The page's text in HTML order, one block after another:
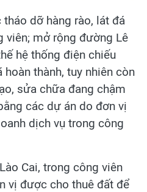
dỡ hàng rào, lát đá
viên; mở rộng đường Lê
hệ thống điện chiếu
thành, tuy nhiên còn
sửa chữa đang chậm
các dự án do đơn vị
dịch vụ trong công
Cai, trong công viên
vị được cho thuê đất để